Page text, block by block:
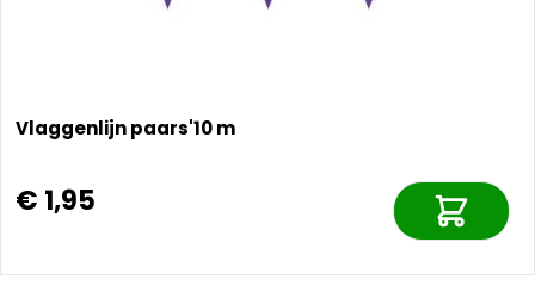
Vlaggenlijn paars'10 m
€ 1,95